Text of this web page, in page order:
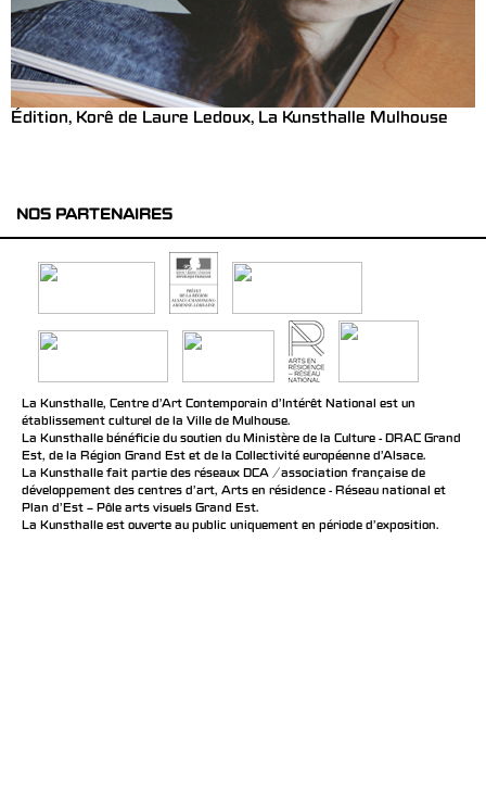
Édition, Korê de Laure Ledoux, La Kunsthalle Mulhouse
NOS PARTENAIRES
La Kunsthalle, Centre d’Art Contemporain d’Intérêt National est un
établissement culturel de la Ville de Mulhouse.
La Kunsthalle bénéficie du soutien du Ministère de la Culture - DRAC Grand
Est, de la Région Grand Est et de la Collectivité européenne d’Alsace.
La Kunsthalle fait partie des réseaux DCA / association française de
développement des centres d'art, Arts en résidence - Réseau national et
Plan d’Est – Pôle arts visuels Grand Est.
La Kunsthalle est ouverte au public uniquement en période d'exposition.